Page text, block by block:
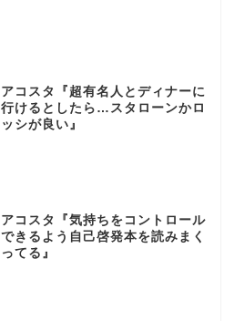
アコスタ『超有名人とディナーに
行けるとしたら…スタローンかロ
ッシが良い』
アコスタ『気持ちをコントロール
できるよう自己啓発本を読みまく
ってる』